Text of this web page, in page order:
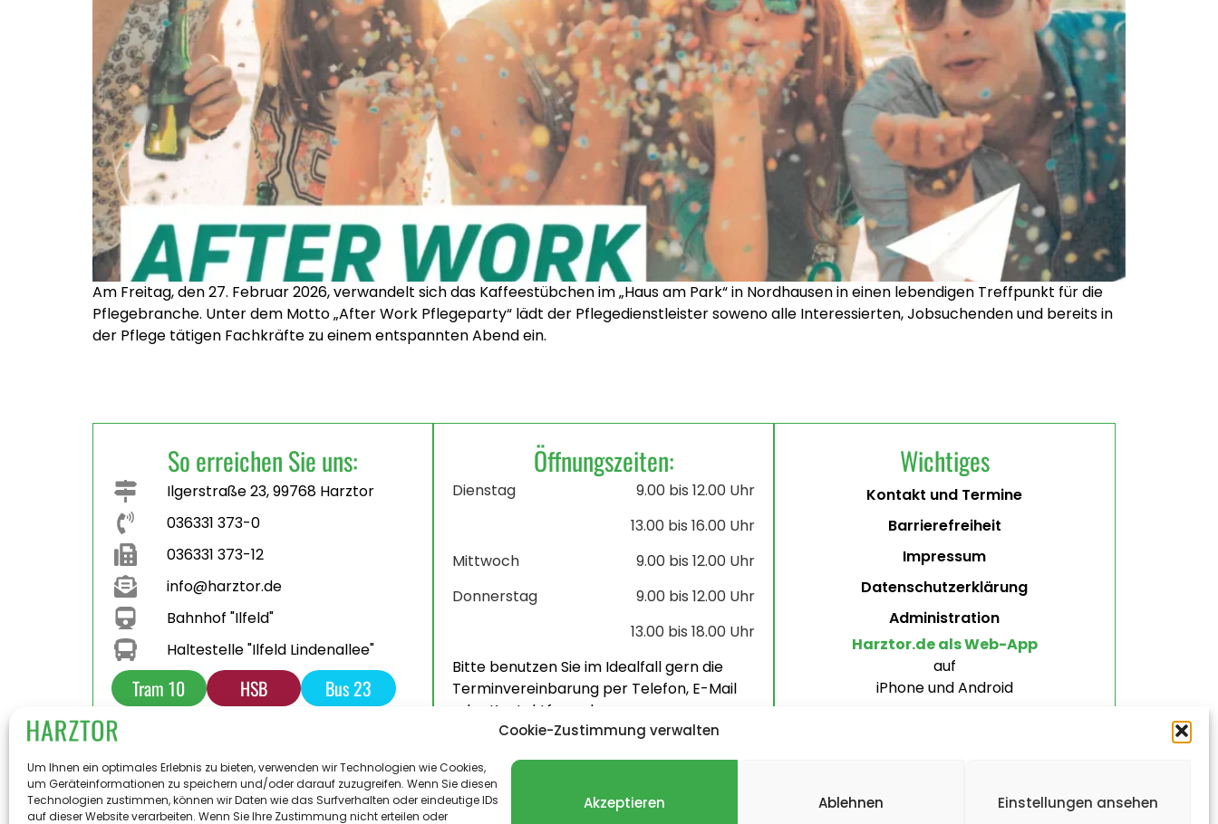
Cookie-Zustimmung verwalten
Um Ihnen ein optimales Erlebnis zu bieten, verwenden wir Technologien wie Cookies,
um Geräteinformationen zu speichern und/oder darauf zuzugreifen. Wenn Sie diesen
Technologien zustimmen, können wir Daten wie das Surfverhalten oder eindeutige IDs
auf dieser Website verarbeiten. Wenn Sie Ihre Zustimmung nicht erteilen oder
Akzeptieren Ablehnen Einstellungen ansehen
Am Freitag, den 27. Februar 2026, verwandelt sich das Kaffeestübchen im „Haus am Park“ in Nordhausen in einen lebendigen Treffpunkt für die
Pflegebranche. Unter dem Motto „After Work Pflegeparty“ lädt der Pflegedienstleister soweno alle Interessierten, Jobsuchenden und bereits in
der Pflege tätigen Fachkräfte zu einem entspannten Abend ein.
So erreichen Sie uns:
Ilgerstraße 23, 99768 Harztor
036331 373-0
036331 373-12
info@harztor.de
Bahnhof "Ilfeld"
Haltestelle "Ilfeld Lindenallee"
Tram 10 HSB
Bus 23
Öffnungszeiten:
Dienstag
9.00 bis 12.00 Uhr
13.00 bis 16.00 Uhr
Mittwoch
9.00 bis 12.00 Uhr
Donnerstag
9.00 bis 12.00 Uhr
13.00 bis 18.00 Uhr
Bitte benutzen Sie im Idealfall gern die
Terminvereinbarung per Telefon, E-Mail
oder Kontaktformular.
Wichtiges
Kontakt und Termine
Barrierefreiheit
Impressum
Datenschutzerklärung
Administration
Harztor.de als Web-App
auf
iPhone und Android